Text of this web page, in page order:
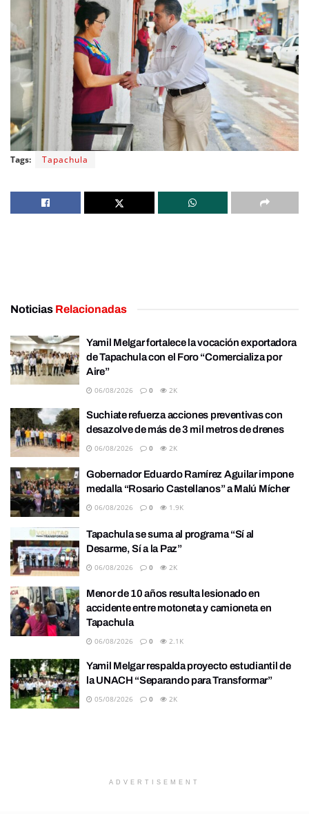
Tags: Tapachula
Noticias Relacionadas
Yamil Melgar fortalece la vocación exportadora
de Tapachula con el Foro “Comercializa por
Aire”
06/08/2026 0 2K
Suchiate refuerza acciones preventivas con
desazolve de más de 3 mil metros de drenes
06/08/2026 0 2K
Gobernador Eduardo Ramírez Aguilar impone
medalla “Rosario Castellanos” a Malú Mícher
06/08/2026 0 1.9K
Tapachula se suma al programa “Sí al
Desarme, Sí a la Paz”
06/08/2026 0 2K
Menor de 10 años resulta lesionado en
accidente entre motoneta y camioneta en
Tapachula
06/08/2026 0 2.1K
Yamil Melgar respalda proyecto estudiantil de
la UNACH “Separando para Transformar”
05/08/2026 0 2K
ADVERTISEMENT